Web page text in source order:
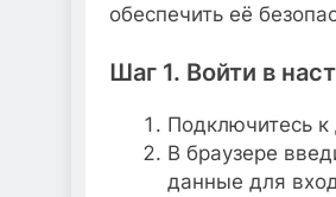
обеспечить её
Шаг 1. Войти в
Подключитесь
В браузере
данные для